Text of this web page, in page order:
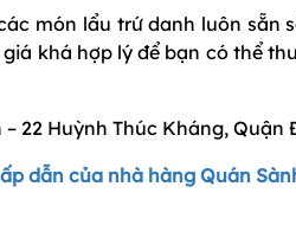
món lẩu trứ danh luôn sẵn
khá hợp lý để bạn có thể
22 Huỳnh Thúc Kháng, Quận
dẫn của nhà hàng Quán